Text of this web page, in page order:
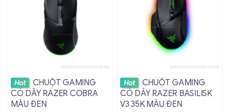
Kích thước đóng hộp
14.5 x 11 x 6 (cm)
Trọng lượng cả hộp
Xem chi tiết
Hot
CHUỘT GAMING
CÓ DÂY RAZER COBRA
MÀU ĐEN
Xem chi tiết
Hot
CHUỘT GAMING
CÓ DÂY RAZER BASILISK
V3 35K MÀU ĐEN